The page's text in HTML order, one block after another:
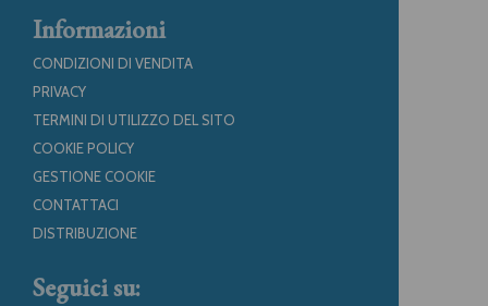
Informazioni
CONDIZIONI DI VENDITA
PRIVACY
TERMINI DI UTILIZZO DEL SITO
COOKIE POLICY
GESTIONE COOKIE
CONTATTACI
DISTRIBUZIONE
Seguici su: